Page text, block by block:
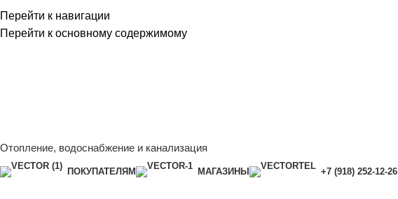
Перейти к навигации
Перейти к основному содержимому
Отопление, водоснабжение и канализация
ПОКУПАТЕЛЯМ МАГАЗИНЫ +7 (918) 252-12-26